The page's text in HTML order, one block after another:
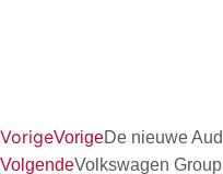
VorigeVorigeDe nieuwe
VolgendeVolkswagen